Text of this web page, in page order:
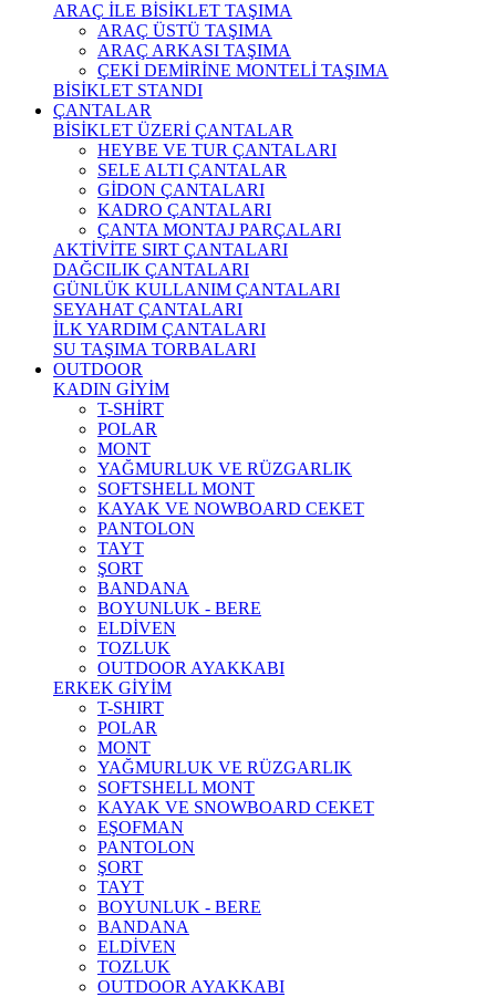
ARAÇ İLE BİSİKLET TAŞIMA
ARAÇ ÜSTÜ TAŞIMA
ARAÇ ARKASI TAŞIMA
ÇEKİ DEMİRİNE MONTELİ TAŞIMA
BİSİKLET STANDI
ÇANTALAR
BİSİKLET ÜZERİ ÇANTALAR
HEYBE VE TUR ÇANTALARI
SELE ALTI ÇANTALAR
GİDON ÇANTALARI
KADRO ÇANTALARI
ÇANTA MONTAJ PARÇALARI
AKTİVİTE SIRT ÇANTALARI
DAĞCILIK ÇANTALARI
GÜNLÜK KULLANIM ÇANTALARI
SEYAHAT ÇANTALARI
İLK YARDIM ÇANTALARI
SU TAŞIMA TORBALARI
OUTDOOR
KADIN GİYİM
T-SHİRT
POLAR
MONT
YAĞMURLUK VE RÜZGARLIK
SOFTSHELL MONT
KAYAK VE NOWBOARD CEKET
PANTOLON
TAYT
ŞORT
BANDANA
BOYUNLUK - BERE
ELDİVEN
TOZLUK
OUTDOOR AYAKKABI
ERKEK GİYİM
T-SHIRT
POLAR
MONT
YAĞMURLUK VE RÜZGARLIK
SOFTSHELL MONT
KAYAK VE SNOWBOARD CEKET
EŞOFMAN
PANTOLON
ŞORT
TAYT
BOYUNLUK - BERE
BANDANA
ELDİVEN
TOZLUK
OUTDOOR AYAKKABI